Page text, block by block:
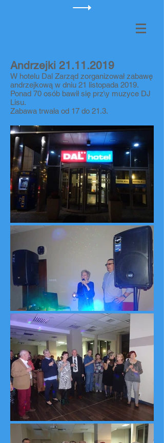
Andrzejki 21.11.2019
W hotelu Dal Zarząd zorganizował zabawę
andrzejkową w dniu 21 listopada 2019.
Ponad 70 osób bawił się prz\y muzyce DJ
Lisu.
Zabawa trwała od 17 do 21.3.